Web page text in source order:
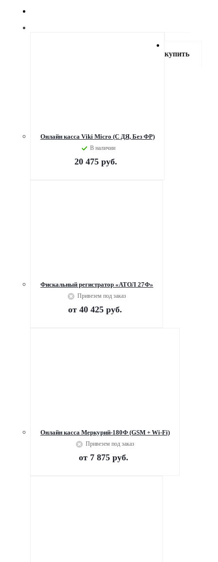
Онлайн касса Viki Micro (C ДЯ, Без ФР)
В наличии
20 475 руб.
Фискальный регистратор «АТОЛ 27Ф»
Привезем под заказ
от 40 425 руб.
Онлайн касса Меркурий-180Ф (GSM + Wi-Fi)
Привезем под заказ
от 7 875 руб.
купить